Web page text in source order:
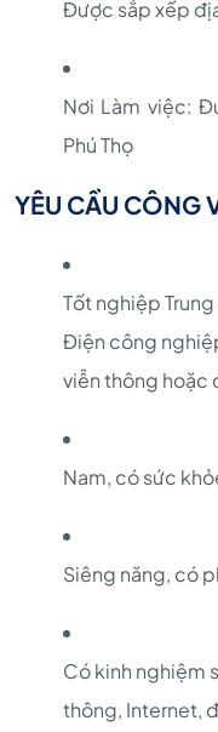
Được sắp xếp
Nơi Làm việc:
Phú Thọ
YÊU CẦU CÔNG
Tốt nghiệp
Điện công
viễn thông hoặc
Nam, có sức
Siêng năng, có
Có kinh nghiệm
thông, Internet,